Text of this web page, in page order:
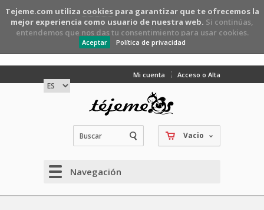
Tejeme.com utiliza cookiespara garantizar que te ofrecemos la
mejor experiencia como usuario de nuestra web. Si continúas,
entendemos que nos das tu consentimiento para usar cookies.
Aceptar Política de privacidad
Mi cuenta Acceso o Alta
Vacio
Navegación